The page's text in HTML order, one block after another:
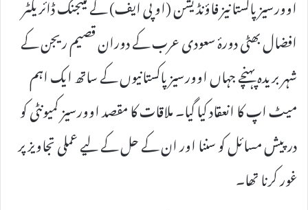
افضال بھٹی دورۂ سعودی عرب کے دوران قصیم ریجن کے
شہر بریدہ پہنچے جہاں اوورسیز پاکستانیوں کے ساتھ ایک اہم
میٹ اپ کا انعقاد کیا گیا۔ ملاقات کا مقصد اوورسیز کمیونٹی کو
درپیش مسائل کو سننا اور ان کے حل کے لیے عملی تجاویز پر
غور کرنا تھا۔